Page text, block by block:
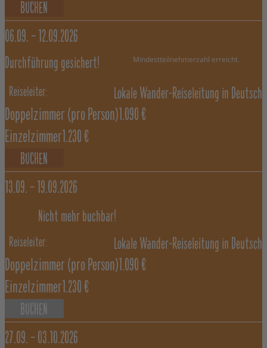
BUCHEN
06.09. –12.09.2026
Durchführung gesichert! Mindestteilnehmerzahl erreicht.
Lokale Wander-Reiseleitung in Deutsch
Doppelzimmer (pro Person)1.090 €
Einzelzimmer1.230 €
BUCHEN
13.09. –19.09.2026
Nicht mehr buchbar!
Lokale Wander-Reiseleitung in Deutsch
Doppelzimmer (pro Person)1.090 €
Einzelzimmer1.230 €
BUCHEN
27.09. –03.10.2026